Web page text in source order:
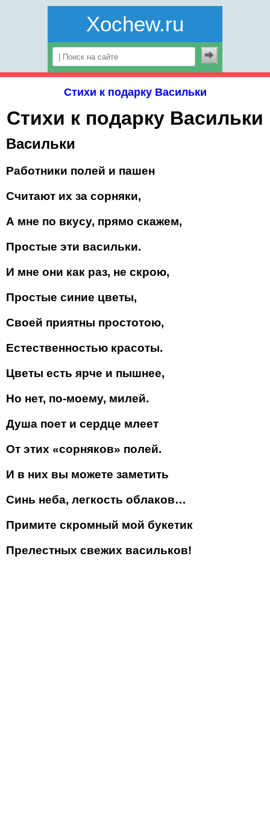
Xochew.ru
Стихи к подарку Васильки
Стихи к подарку Васильки
Васильки
Работники полей и пашен
Считают их за сорняки,
А мне по вкусу, прямо скажем,
Простые эти васильки.
И мне они как раз, не скрою,
Простые синие цветы,
Своей приятны простотою,
Естественностью красоты.
Цветы есть ярче и пышнее,
Но нет, по-моему, милей.
Душа поет и сердце млеет
От этих «сорняков» полей.
И в них вы можете заметить
Синь неба, легкость облаков…
Примите скромный мой букетик
Прелестных свежих васильков!